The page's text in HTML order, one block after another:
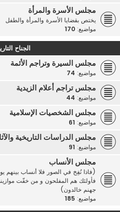
مجلس الأسرة والمرأة
يختص بقضايا الأسرة والمرأة والطفل
مواضيع: 170
الجناح
مجلس السيرة وتراجم الأئمة
مواضيع: 74
مجلس تراجم أعلام الزيدية
مواضيع: 44
مجلس الشخصيات الإسلامية
مواضيع: 61
مجلس الدراسات التاريخية
مواضيع: 91
مجلس الأنساب
(فاذا نُفِخ في الصور فلا أنساب بينهم
فأولئك هم المفلحون و من خفّت
جهنم خالدون)
مواضيع: 185